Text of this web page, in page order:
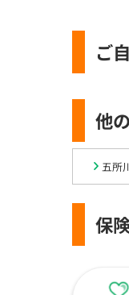
ご
他
五所
保